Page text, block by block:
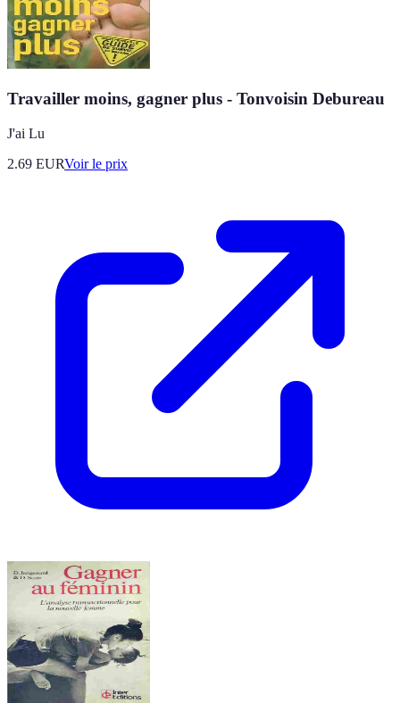
Travailler moins, gagner plus - Tonvoisin Debureau
J'ai Lu
2.69 EURVoir le prix